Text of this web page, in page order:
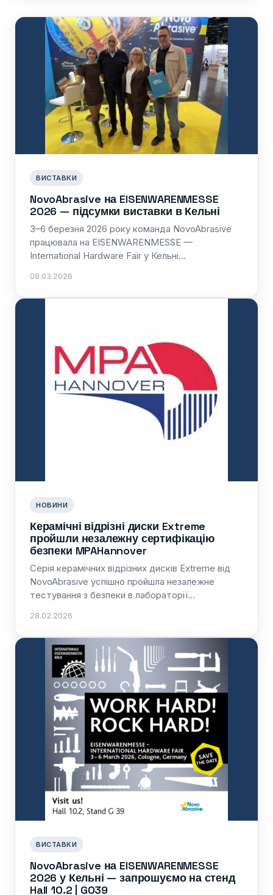
ВИСТАВКИ
NovoAbrasive на EISENWARENMESSE
2026 — підсумки виставки в Кельні
3–6 березня 2026 року команда NovoAbrasive
працювала на EISENWARENMESSE —
International Hardware Fair у Кельні…
08.03.2026
НОВИНИ
Керамічні відрізні диски Extreme
пройшли незалежну сертифікацію
безпеки MPAHannover
Серія керамічних відрізних дисків Extreme від
NovoAbrasive успішно пройшла незалежне
тестування з безпеки в лабораторії…
28.02.2026
ВИСТАВКИ
NovoAbrasive на EISENWARENMESSE
2026 у Кельні — запрошуємо на стенд
Hall 10.2 | G039